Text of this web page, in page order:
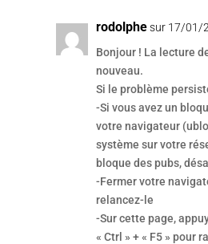
rodolphe sur 17/01/
Bonjour ! La lecture
nouveau.
Si le problème
-Si vous avez un
votre navigateur
système sur votre
bloque des pubs,
-Fermer votre
relancez-le
-Sur cette page,
« Ctrl » + « F5 » pour